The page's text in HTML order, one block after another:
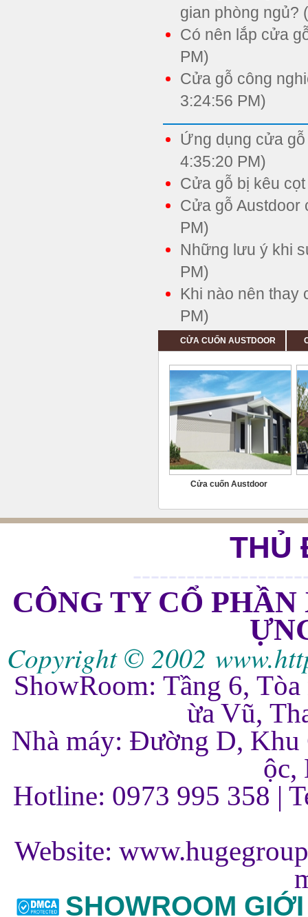
gian phòng ngủ?
Có nên lắp cửa
PM)
Cửa gỗ công
3:24:56 PM)
Ứng dụng cửa
4:35:20 PM)
Cửa gỗ bị kêu
Cửa gỗ Austdoor
PM)
Những lưu ý khi
PM)
Khi nào nên thay
PM)
CỬA CUỐN AUSTDOOR
Cửa cuốn Austdoor
Nhôm XINGFA | Cửa Nhôm XINGFA Nhập Khẩu 100% | XingfaGroup.vnTHỦ
CÔNG TY CỔ
Copyright © 2002
ShowRoom: Tầng 6,
ừa Vũ,
Nhà máy: Đường D, Khu
ộc,
Hotline: 0973 995 358 |
Website:
SHOWROOM